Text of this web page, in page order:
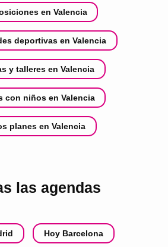
en Valencia
deportivas en Valencia
y talleres en Valencia
con niños en Valencia
planes en Valencia
las agendas
Hoy Barcelona